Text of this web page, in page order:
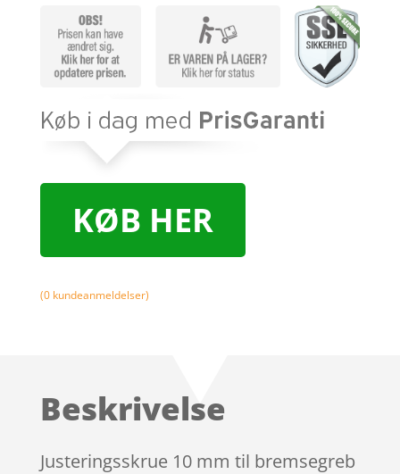
KØB HER
(0kundeanmeldelser)
Beskrivelse
Justeringsskrue 10 mm til bremsegreb